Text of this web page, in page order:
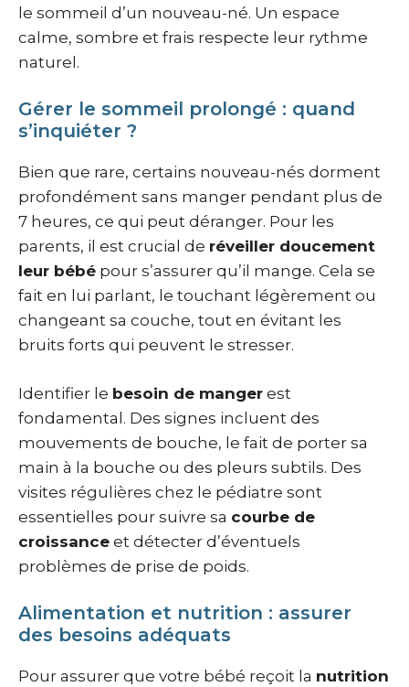
le sommeil d’un nouveau-né. Un espace
calme, sombre et frais respecte leur rythme
naturel.
Gérer le sommeil prolongé : quand
s’inquiéter ?
Bien que rare, certains nouveau-nés dorment
profondément sans manger pendant plus de
7 heures, ce qui peut déranger. Pour les
parents, il est crucial de réveiller doucement
leur bébé pour s’assurer qu’il mange. Cela se
fait en lui parlant, le touchant légèrement ou
changeant sa couche, tout en évitant les
bruits forts qui peuvent le stresser.
Identifier le besoin de manger est
fondamental. Des signes incluent des
mouvements de bouche, le fait de porter sa
main à la bouche ou des pleurs subtils. Des
visites régulières chez le pédiatre sont
essentielles pour suivre sa courbe de
croissance et détecter d’éventuels
problèmes de prise de poids.
Alimentation et nutrition : assurer
des besoins adéquats
Pour assurer que votre bébé reçoit la nutrition